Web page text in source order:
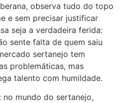
observa tudo do topo
e sem precisar justificar
seja a verdadeira ferida:
sente falta de quem saiu
sertanejo tem
problemáticas, mas
talento com humildade.
mundo do sertanejo,